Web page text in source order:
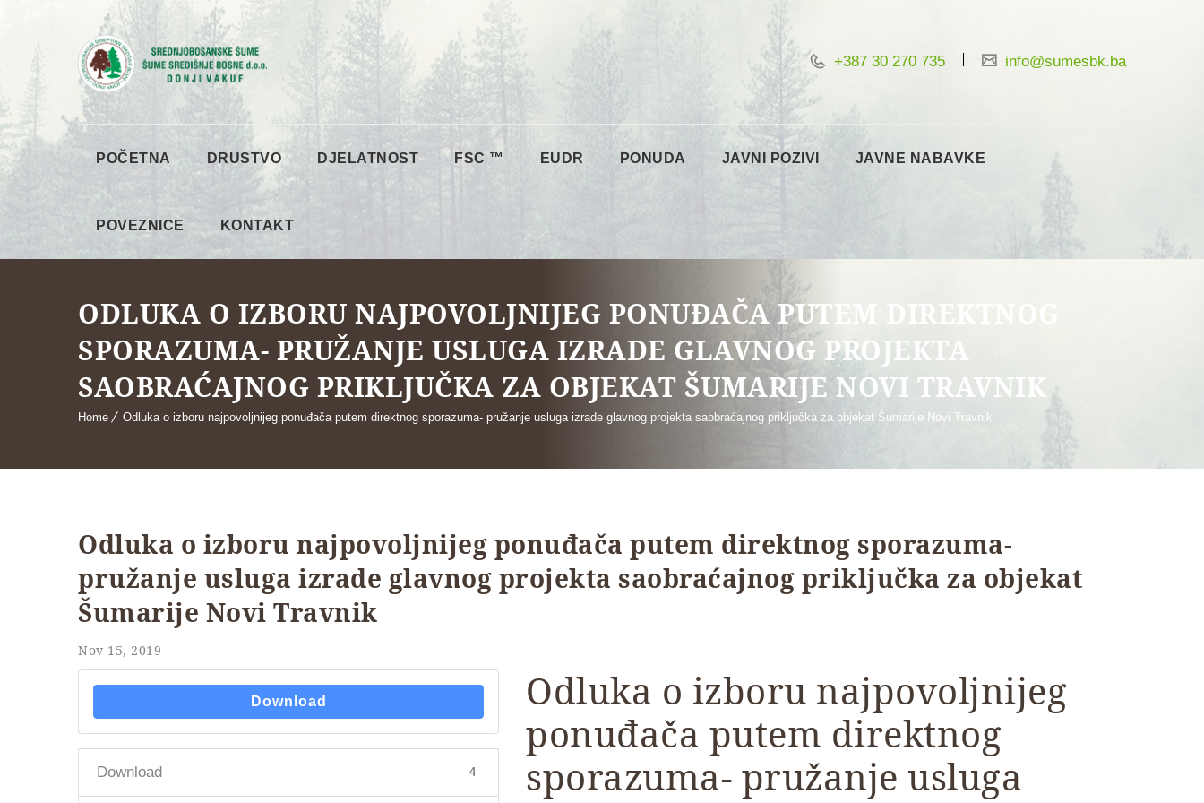
+387 30 270 735 info@sumesbk.ba
POČETNA DRUSTVO DJELATNOST FSC ™ EUDR PONUDA JAVNI POZIVI JAVNE NABAVKE
POVEZNICE KONTAKT
ODLUKA O IZBORU NAJPOVOLJNIJEG PONUĐAČA PUTEM DIREKTNOG
SPORAZUMA- PRUŽANJE USLUGA IZRADE GLAVNOG PROJEKTA
SAOBRAĆAJNOG PRIKLJUČKA ZA OBJEKAT ŠUMARIJE NOVI TRAVNIK
Home Odluka o izboru najpovoljnijeg ponuđača putem direktnog sporazuma- pružanje usluga izrade glavnog projekta saobraćajnog priključka za objekat Šumarije Novi Travnik
Odluka o izboru najpovoljnijeg ponuđača putem direktnog sporazuma-
pružanje usluga izrade glavnog projekta saobraćajnog priključka za objekat
Šumarije Novi Travnik
Nov 15, 2019
Download
Download 4
Odluka o izboru najpovoljnijeg
ponuđača putem direktnog
sporazuma- pružanje usluga